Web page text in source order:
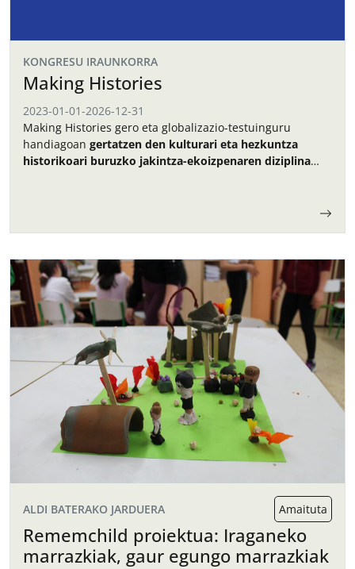
KONGRESU IRAUNKORRA
Making Histories
2023-01-01-2026-12-31
Making Histories gero eta globalizazio-testuinguru
handiagoan gertatzen den kulturari eta hezkuntza
historikoari buruzko jakintza-ekoizpenaren diziplina
ALDI BATERAKO JARDUERA Amaituta
Rememchild proiektua: Iraganeko
marrazkiak, gaur egungo marrazkiak